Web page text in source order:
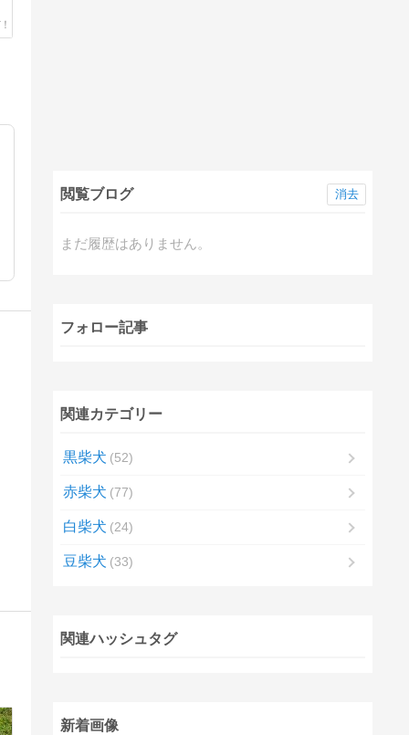
閲覧ブログ
まだ履歴はありません。
消去
フォロー記事
関連カテゴリー
黒柴犬 52
赤柴犬 77
白柴犬 24
豆柴犬 33
関連ハッシュタグ
新着画像